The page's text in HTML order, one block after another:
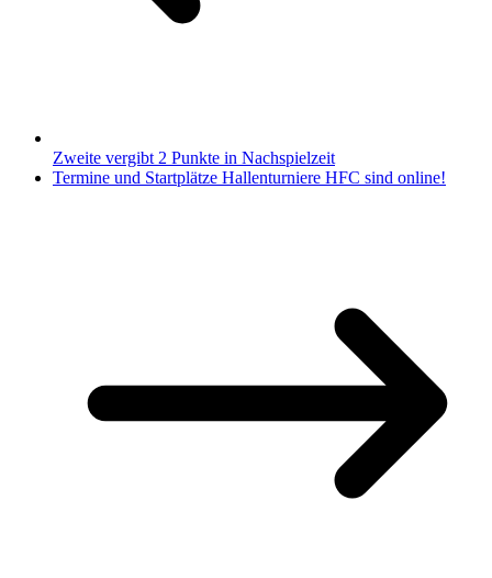
Zweite vergibt 2 Punkte in Nachspielzeit
Termine und Startplätze Hallenturniere HFC sind online!